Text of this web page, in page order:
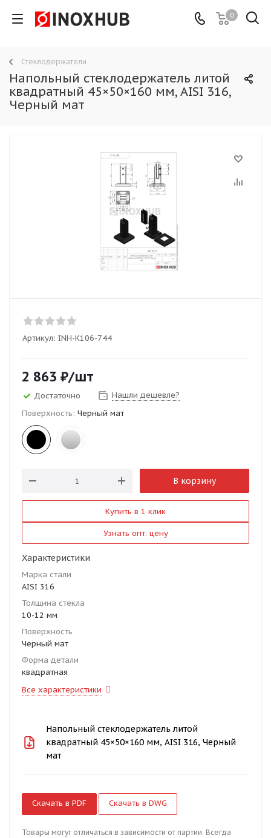
0
Стеклодержатели
Напольный стеклодержатель литой
квадратный 45×50×160 мм, AISI 316,
Черный мат
Артикул: INH-K106-744
2 863 ₽/шт
Достаточно
Нашли дешевле?
Поверхность: Черный мат
В корзину
Купить в 1 клик
Узнать опт. цену
Характеристики
Марка стали
AISI 316
Толщина стекла
10-12 мм
Поверхность
Черный мат
Форма детали
квадратная
Все характеристики
Напольный стеклодержатель литой
квадратный 45×50×160 мм, AISI 316, Черный
мат
Скачать в PDF Скачать в DWG
Товары могут отличаться в зависимости от партии. Всегда